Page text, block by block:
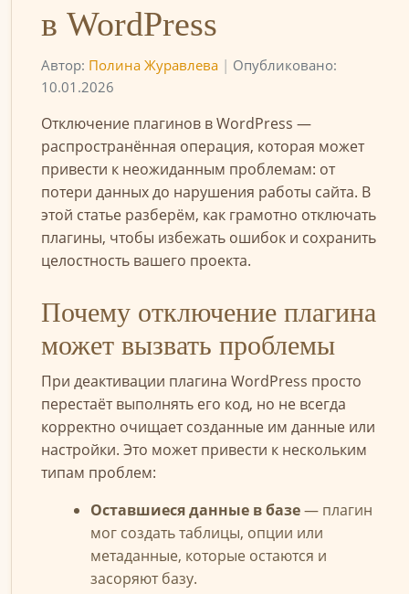
в WordPress
Автор: Полина Журавлева | Опубликовано:
10.01.2026
Отключение плагинов в WordPress —
распространённая операция, которая может
привести к неожиданным проблемам: от
потери данных до нарушения работы сайта. В
этой статье разберём, как грамотно отключать
плагины, чтобы избежать ошибок и сохранить
целостность вашего проекта.
Почему отключение плагина
может вызвать проблемы
При деактивации плагина WordPress просто
перестаёт выполнять его код, но не всегда
корректно очищает созданные им данные или
настройки. Это может привести к нескольким
типам проблем:
Оставшиеся данные в базе— плагин
мог создать таблицы, опции или
метаданные, которые остаются и
засоряют базу.